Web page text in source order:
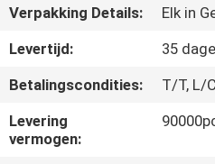
CONTACTEER
NIEUWS
Verpakking Details:
Elk in
Levertijd:
35
Betalingscondities:
T/T, L/
Levering
vermogen: